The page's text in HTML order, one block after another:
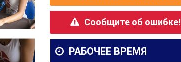
Сообщите об ошибке!
РАБОЧЕЕ ВРЕМЯ